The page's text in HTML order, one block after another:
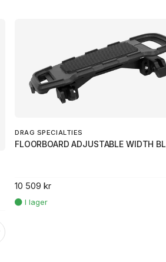
DRAG SPECIALTIES
FLOORBOARD ADJUSTABLE WIDTH BL
10 509 kr